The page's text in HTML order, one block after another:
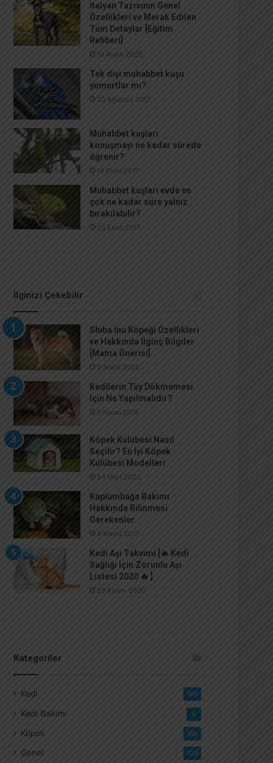
İtalyan Tazısının Genel
Özellikleri ve Merak Edilen
Tüm Detaylar [Eğitim
Rehberi]
10 Aralık 2020
Tek dişi muhabbet kuşu
yumurtlar mı?
23 Ağustos 2017
Muhabbet kuşları
konuşmayı ne kadar sürede
öğrenir?
14 Ekim 2017
Muhabbet kuşları evde en
çok ne kadar süre yalnız
bırakılabilir?
23 Ekim 2017
İlginizi Çekebilir
Shiba İnu Köpeği Özellikleri
ve Hakkında İlginç Bilgiler
[Mama Önerisi]
9 Aralık 2020
Kedilerin Tüy Dökmemesi
İçin Ne Yapılmalıdır?
5 Nisan 2019
Köpek Kulübesi Nasıl
Seçilir? En İyi Köpek
Kulübesi Modelleri
24 Mart 2020
Kaplumbağa Bakımı
Hakkında Bilinmesi
Gerekenler
3 Mayıs 2017
Kedi Aşı Takvimi [🔥 Kedi
Sağlığı İçin Zorunlu Aşı
Listesi 2020 🔥 ]
29 Kasım 2020
Kategoriler
Kedi 190
Kedi Bakımı 4
Köpek 185
Genel 129